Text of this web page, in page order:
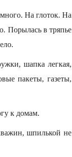
На глоток. На
Порылась в тряпье
шапка легкая,
пакеты, газеты,
к домам.
шпилькой не